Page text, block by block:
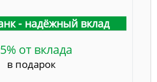
- надёжный вклад
от вклада
в подарок